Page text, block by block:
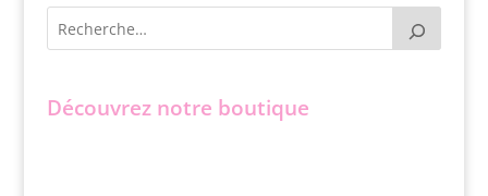
Découvrez notre boutique